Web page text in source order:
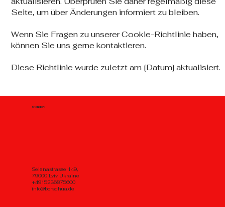
Seite, um über Änderungen informiert zu bleiben.
Wenn Sie Fragen zu unserer Cookie-Richtlinie haben,
können Sie uns gerne kontaktieren.
Diese Richtlinie wurde zuletzt am [Datum] aktualisiert.
Standort
Selenastrasse 149,
79000 Lviv Ukraine
+4915236875600
info@borschua.de